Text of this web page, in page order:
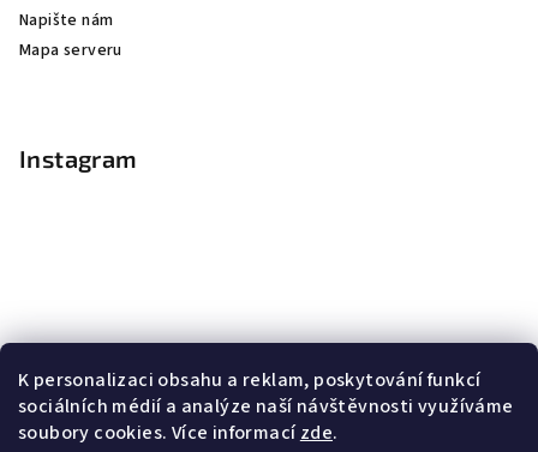
K personalizaci obsahu a reklam, poskytování funkcí
sociálních médií a analýze naší návštěvnosti využíváme
soubory cookies. Více informacízde.
Napište nám
Mapa serveru
Instagram